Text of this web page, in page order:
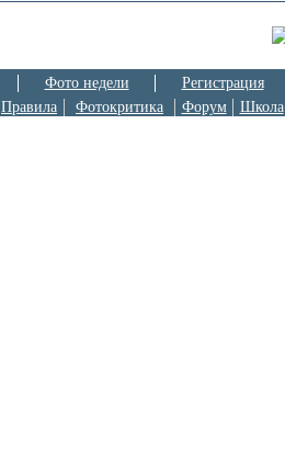
Фото недели
Регистрация
Правила Фотокритика Форум Школа